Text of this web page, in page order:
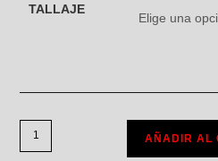
TALLAJE
Elige una
AÑADIR AL